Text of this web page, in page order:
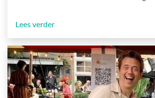
Lees verder